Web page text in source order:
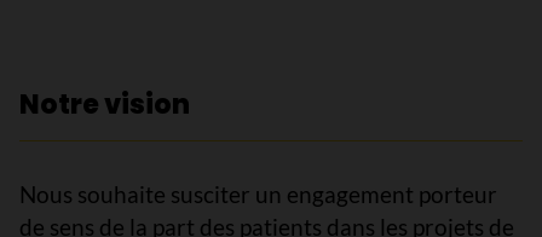
Notre vision
Nous souhaite susciter un engagement porteur
de sens de la part des patients dans les projets de